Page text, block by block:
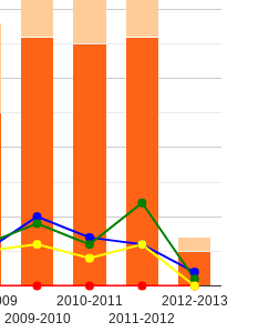
2009-2010
2010-2011
2011-2012
2012-2013